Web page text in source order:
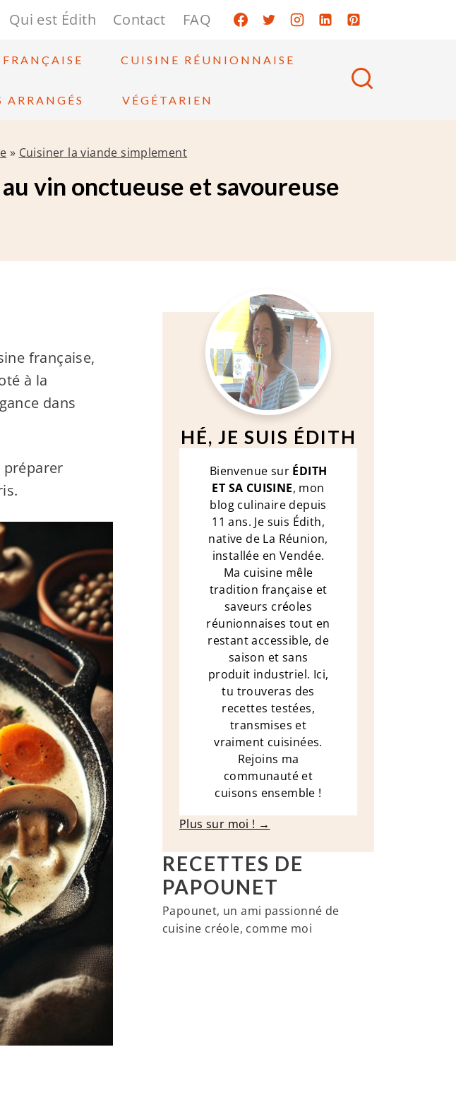
Qui est Édith Contact FAQ
CUISINE RÉUNIONNAISE
ARRANGÉS VÉGÉTARIEN
» Cuisiner la viande simplement
vin onctueuse et savoureuse
française,
à la
dans
préparer
HÉ, JE SUIS ÉDITH
Bienvenue sur ÉDITH
ET SA CUISINE, mon
blog culinaire depuis
11 ans. Je suis Édith,
native de La Réunion,
installée en Vendée.
Ma cuisine mêle
tradition française et
saveurs créoles
réunionnaises tout en
restant accessible, de
saison et sans
produit industriel. Ici,
tu trouveras des
recettes testées,
transmises et
vraiment cuisinées.
Rejoins ma
communauté et
cuisons ensemble !
Plus sur moi ! →
RECETTES DE
PAPOUNET
Papounet, un ami passionné de
cuisine créole, comme moi